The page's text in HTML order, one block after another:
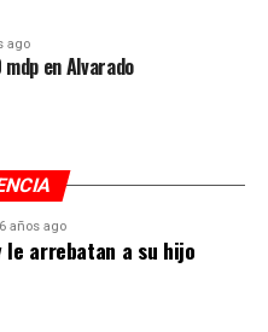
ago
en Alvarado
6 años ago
le arrebatan a su hijo